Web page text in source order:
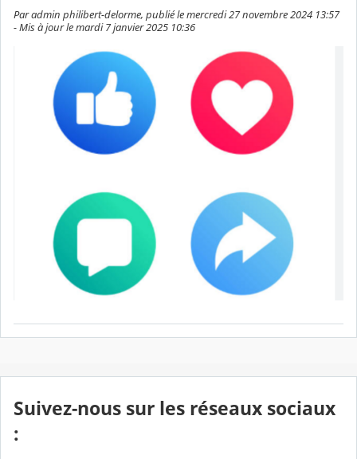
Par admin philibert-delorme, publié le mercredi 27 novembre 2024 13:57
- Mis à jour le mardi 7 janvier 2025 10:36
Suivez-nous sur les réseaux sociaux
: